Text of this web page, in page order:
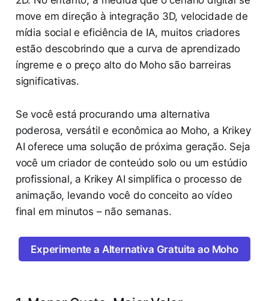
move em direção à integração 3D, velocidade de
mídia social e eficiência de IA, muitos criadores
estão descobrindo que a curva de aprendizado
íngreme e o preço alto do Moho são barreiras
significativas.
Se você está procurando uma alternativa
poderosa, versátil e econômica ao Moho, a Krikey
AI oferece uma solução de próxima geração. Seja
você um criador de conteúdo solo ou um estúdio
profissional, a Krikey AI simplifica o processo de
animação, levando você do conceito ao vídeo
final em minutos – não semanas.
Experimente a Alternativa Gratuita ao Moho